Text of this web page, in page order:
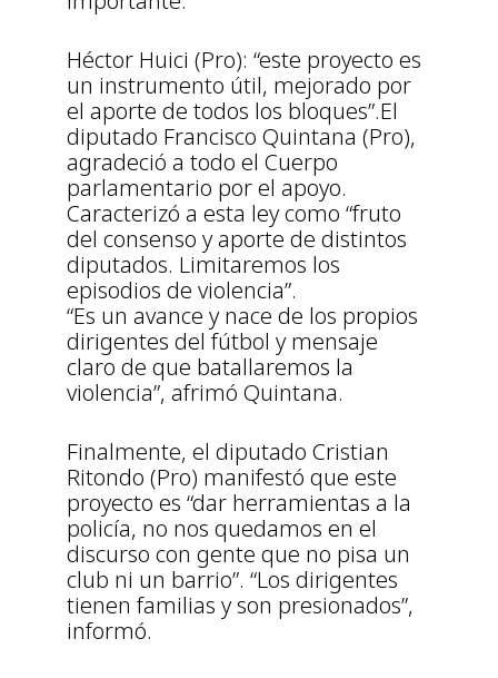
Héctor Huici (Pro): “este proyecto es
un instrumento útil, mejorado por
el aporte de todos los bloques”.El
diputado Francisco Quintana (Pro),
agradeció a todo el Cuerpo
parlamentario por el apoyo.
Caracterizó a esta ley como “fruto
del consenso y aporte de distintos
diputados. Limitaremos los
episodios de violencia”.
“Es un avance y nace de los propios
dirigentes del fútbol y mensaje
claro de que batallaremos la
violencia”, afrimó Quintana.
Finalmente, el diputado Cristian
Ritondo (Pro) manifestó que este
proyecto es “dar herramientas a la
policía, no nos quedamos en el
discurso con gente que no pisa un
club ni un barrio”. “Los dirigentes
tienen familias y son presionados”,
informó.